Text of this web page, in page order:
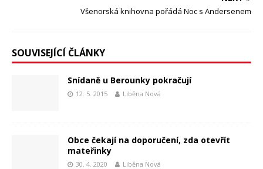
Všenorská knihovna pořádá Noc s Andersenem
SOUVISEJÍCÍ ČLÁNKY
Snídaně u Berounky pokračují
12. 5. 2015 Liběna Nová
Obce čekají na doporučení, zda otevřít
mateřinky
30. 4. 2020 Liběna Nová